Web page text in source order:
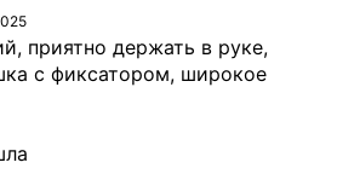
приятно держать в руке,
с фиксатором, широкое